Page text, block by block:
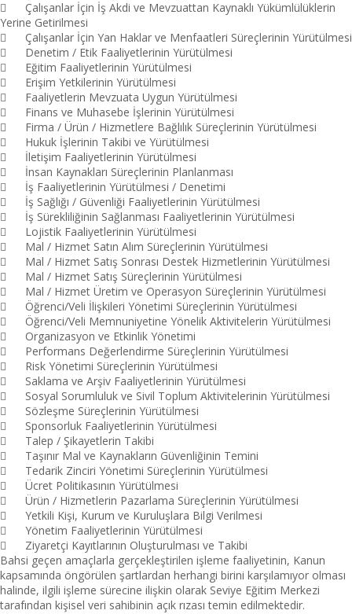

Çalışanlar İçin İş Akdi ve Mevzuattan Kaynaklı Yükümlülüklerin
Yerine Getirilmesi

Çalışanlar İçin Yan Haklar ve Menfaatleri Süreçlerinin Yürütülmesi

Denetim / Etik Faaliyetlerinin Yürütülmesi

Eğitim Faaliyetlerinin Yürütülmesi

Erişim Yetkilerinin Yürütülmesi

Faaliyetlerin Mevzuata Uygun Yürütülmesi

Finans ve Muhasebe İşlerinin Yürütülmesi

Firma / Ürün / Hizmetlere Bağlılık Süreçlerinin Yürütülmesi

Hukuk İşlerinin Takibi ve Yürütülmesi

İletişim Faaliyetlerinin Yürütülmesi

İnsan Kaynakları Süreçlerinin Planlanması

İş Faaliyetlerinin Yürütülmesi / Denetimi

İş Sağlığı / Güvenliği Faaliyetlerinin Yürütülmesi

İş Sürekliliğinin Sağlanması Faaliyetlerinin Yürütülmesi

Lojistik Faaliyetlerinin Yürütülmesi

Mal / Hizmet Satın Alım Süreçlerinin Yürütülmesi

Mal / Hizmet Satış Sonrası Destek Hizmetlerinin Yürütülmesi

Mal / Hizmet Satış Süreçlerinin Yürütülmesi

Mal / Hizmet Üretim ve Operasyon Süreçlerinin Yürütülmesi

Öğrenci/Veli İlişkileri Yönetimi Süreçlerinin Yürütülmesi

Öğrenci/Veli Memnuniyetine Yönelik Aktivitelerin Yürütülmesi

Organizasyon ve Etkinlik Yönetimi

Performans Değerlendirme Süreçlerinin Yürütülmesi

Risk Yönetimi Süreçlerinin Yürütülmesi

Saklama ve Arşiv Faaliyetlerinin Yürütülmesi

Sosyal Sorumluluk ve Sivil Toplum Aktivitelerinin Yürütülmesi

Sözleşme Süreçlerinin Yürütülmesi

Sponsorluk Faaliyetlerinin Yürütülmesi

Talep / Şikayetlerin Takibi

Taşınır Mal ve Kaynakların Güvenliğinin Temini

Tedarik Zinciri Yönetimi Süreçlerinin Yürütülmesi

Ücret Politikasının Yürütülmesi

Ürün / Hizmetlerin Pazarlama Süreçlerinin Yürütülmesi

Yetkili Kişi, Kurum ve Kuruluşlara Bilgi Verilmesi

Yönetim Faaliyetlerinin Yürütülmesi

Ziyaretçi Kayıtlarının Oluşturulması ve Takibi
Bahsi geçen amaçlarla gerçekleştirilen işleme faaliyetinin, Kanun
kapsamında öngörülen şartlardan herhangi birini karşılamıyor olması
halinde, ilgili işleme sürecine ilişkin olarak Seviye Eğitim Merkezi
tarafından kişisel veri sahibinin açık rızası temin edilmektedir.